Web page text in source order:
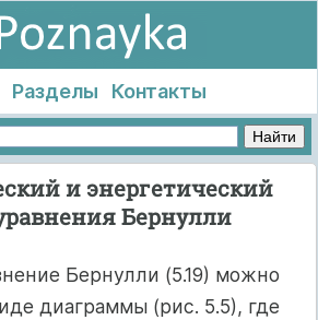
Разделы Контакты
и энергетический
Бернулли
Бернулли (5.19) можно
диаграммы (рис. 5.5), где